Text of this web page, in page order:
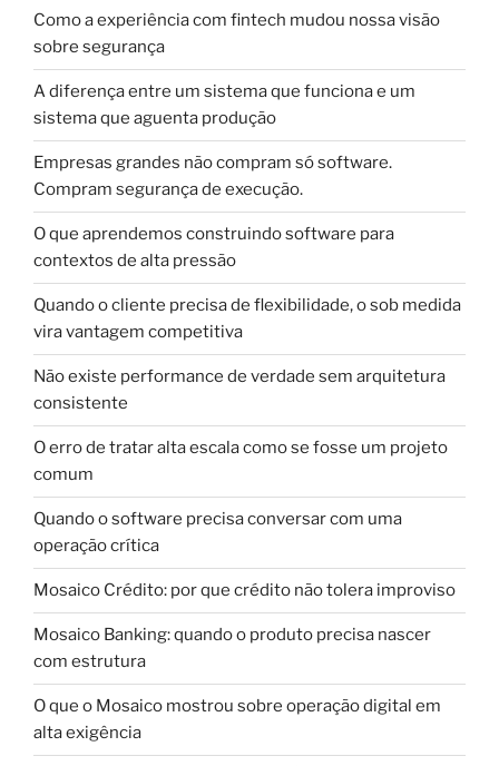
Como a experiência com fintech mudou nossa visão
sobre segurança
A diferença entre um sistema que funciona e um
sistema que aguenta produção
Empresas grandes não compram só software.
Compram segurança de execução.
O que aprendemos construindo software para
contextos de alta pressão
Quando o cliente precisa de flexibilidade, o sob medida
vira vantagem competitiva
Não existe performance de verdade sem arquitetura
consistente
O erro de tratar alta escala como se fosse um projeto
comum
Quando o software precisa conversar com uma
operação crítica
Mosaico Crédito: por que crédito não tolera improviso
Mosaico Banking: quando o produto precisa nascer
com estrutura
O que o Mosaico mostrou sobre operação digital em
alta exigência